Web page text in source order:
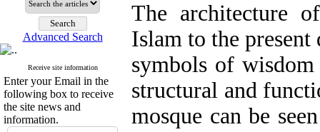
Advanced Search
Receive site information
Enter your Email in the
following box to receive
the site news and
information.
The architecture
Islam to the
symbols of
structural and
mosque can be